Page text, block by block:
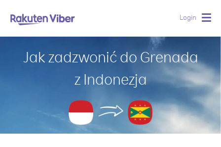
Login
Jak zadzwonić do Grenada
z Indonezja